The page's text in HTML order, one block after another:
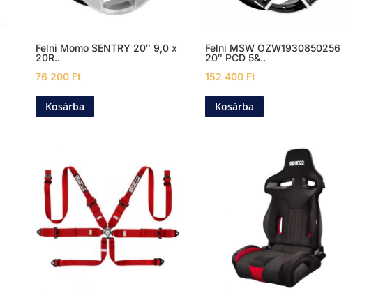
Felni Momo SENTRY 20″ 9,0 x
20R..
76 200 Ft
Kosárba
Felni MSW OZW1930850256
20″ PCD 5&..
152 400 Ft
Kosárba